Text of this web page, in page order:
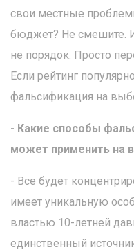
свои местные
бюджет? Не смешите. И
не порядок. Просто
Если рейтинг
фальсификация на
- Какие способы
может применить на
- Все будет
имеет уникальную
властью 10-летней
единственный